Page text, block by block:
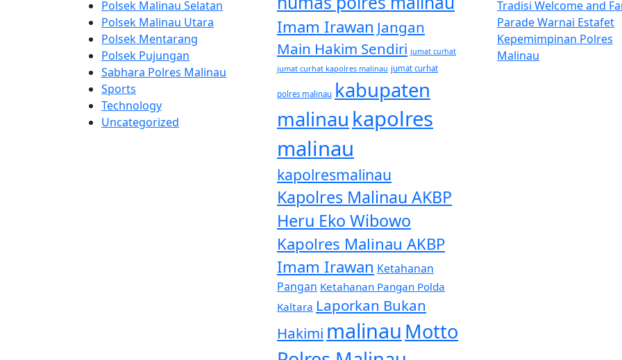
Polsek Malinau Selatan
Polsek Malinau Utara
Polsek Mentarang
Polsek Pujungan
Sabhara Polres Malinau
Sports
Technology
Uncategorized
Imam Irawan Jangan
Main Hakim Sendiri jumat curhat
jumat curhat kapolres malinau jumat curhat
polres malinau kabupaten
malinau kapolres
malinau
kapolresmalinau
Kapolres Malinau AKBP
Heru Eko Wibowo
Kapolres Malinau AKBP
Imam Irawan Ketahanan
Pangan Ketahanan Pangan Polda
Kaltara Laporkan Bukan
Hakimi malinau Motto
Tradisi Welcome and
Parade Warnai Estafet
Kepemimpinan Polres
Malinau